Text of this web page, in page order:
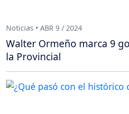
Noticias • ABR 9 / 2024
Walter Ormeño marca 9
la Provincial